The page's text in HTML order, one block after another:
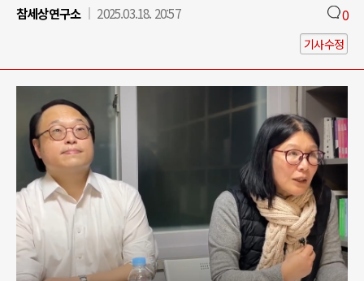
참세상연구소
2025.03.18. 20:57 0
기사수정